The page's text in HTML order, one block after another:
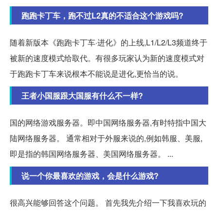
跑跑卡丁车，跑不过L2真的不适合这个游戏吗?
随着新版本《跑跑卡丁车·进化》的上线,L1/L2/L3频道终于
被新的速度模式给取代。有很多玩家认为新的速度模式对
于跑跑卡丁车来说根本不能说是进化,更恰当的说。
王者小国服跟大国服有什么不一样?
国的网络游戏服务器。即中国网络服务器,有时特指中国大
陆网络服务器。 通常相对于外服来说的,例如韩服、美服,
即是指的韩国网络服务器、美国网络服务器。 ...
说一个你最喜欢的游戏，会是什么游戏?
很高兴能够回答这个问题。 首先我先介绍一下我喜欢玩的